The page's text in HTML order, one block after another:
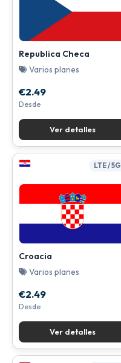
Republica Checa
Varios planes
€2.49
Desde
Ver detalles
LTE / 5G
Croacia
Varios planes
€2.49
Desde
Ver detalles